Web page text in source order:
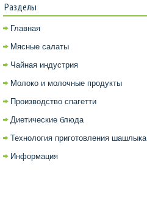
Разделы
Главная
Мясные салаты
Чайная индустрия
Молоко и молочные продукты
Производство спагетти
Диетические блюда
Технология приготовления шашлыка
Информация